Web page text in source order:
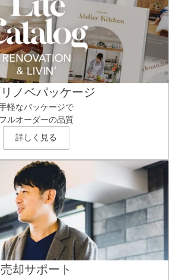
ノベパッケージ
軽なパッケージで
フルオーダーの品質
詳しく見る
売却サポート